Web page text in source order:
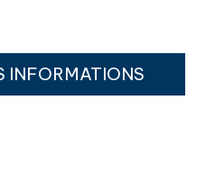
INFORMATIONS